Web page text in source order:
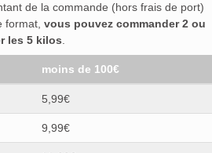
de la commande (hors frais de port)
format, vous pouvez commander 2 ou
les 5 kilos.
moins de 100€
5,99€
9,99€